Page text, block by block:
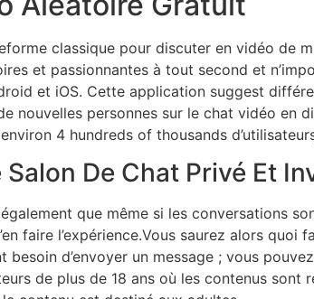
classique pour discuter en vidéo de
et passionnantes à tout second et
et iOS. Cette application suggest
nouvelles personnes sur le chat vidéo
4 hundreds of thousands
De Chat Privé Et
que même si les conversations
faire l’expérience.Vous saurez alors
besoin d’envoyer un message ; vous
de plus de 18 ans où les contenus